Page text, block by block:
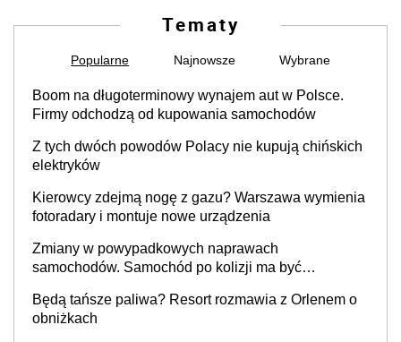
Tematy
Popularne Najnowsze Wybrane
Boom na długoterminowy wynajem aut w Polsce.
Firmy odchodzą od kupowania samochodów
Z tych dwóch powodów Polacy nie kupują chińskich
elektryków
Kierowcy zdejmą nogę z gazu? Warszawa wymienia
fotoradary i montuje nowe urządzenia
Zmiany w powypadkowych naprawach
samochodów. Samochód po kolizji ma być
producenta
Będą tańsze paliwa? Resort rozmawia z Orlenem o
obniżkach